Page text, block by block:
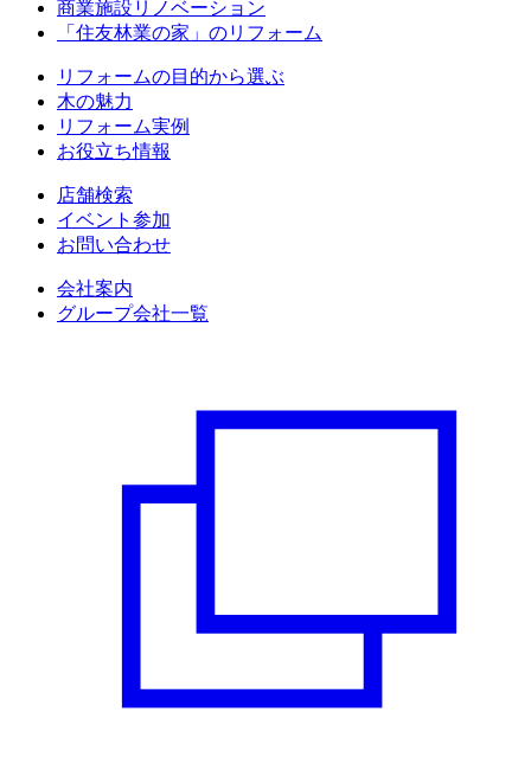
商業施設リノベーション
「住友林業の家」のリフォーム
リフォームの目的から選ぶ
木の魅力
リフォーム実例
お役立ち情報
店舗検索
イベント参加
お問い合わせ
会社案内
グループ会社一覧